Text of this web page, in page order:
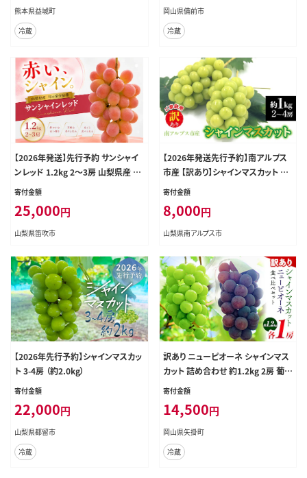
熊本県益城町
冷蔵
の 葡萄 ぶどう 岡山県産 秀品 大房
種無し 高糖度 】
岡山県備前市
冷蔵
【2026年発送】先行予約 サンシャイ
ンレッド 1.2kg 2～3房 山梨県産 希
少 赤系ぶどう シャインマスカット系
ルーツ 果物 209-011
寄付金額
25,000円
山梨県笛吹市
【2026年発送先行予約】南アルプス
市産 【訳あり】シャインマスカット 約
1.0kg（２～4房） ALPDD028
寄付金額
8,000円
山梨県南アルプス市
【2026年先行予約】シャインマスカッ
ト 3-4房 （約2.0kg）
寄付金額
22,000円
山梨県都留市
冷蔵
訳あり ニューピオーネ シャインマス
カット 詰め合わせ 約1.2kg 2房 葡萄
果物 優品 厳選出荷 スイーツ フルー
～10月中旬頃に出荷予定(土日祝除
く)》---osy_cwsmnp_ae9_26_135
00_s---
寄付金額
14,500円
岡山県矢掛町
冷蔵